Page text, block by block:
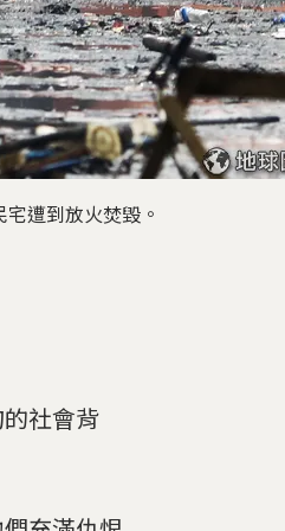
遭到放火焚毀。
社會背